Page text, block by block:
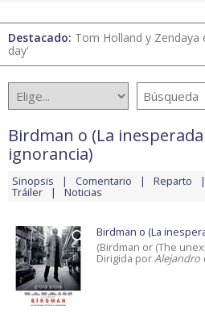
Destacado: Tom Holland y Zendaya
day'
Birdman o (La
ignorancia)
Sinopsis Comentario Reparto
Tráiler Noticias
Birdman o (La
(Birdman or (The
Dirigida porAlejandro